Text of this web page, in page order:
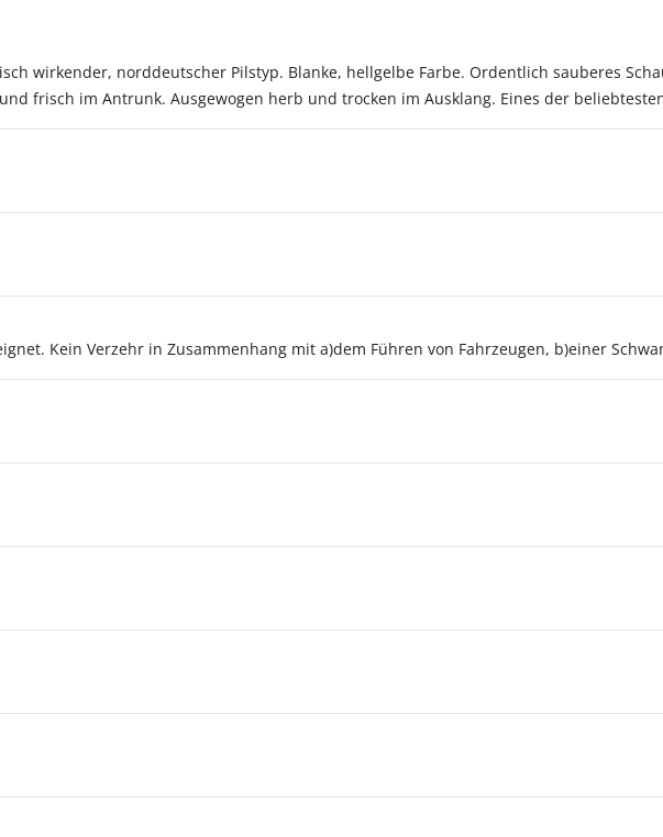
wirkender, norddeutscher Pilstyp. Blanke, hellgelbe Farbe. Ordentlich sauberes
frisch im Antrunk. Ausgewogen herb und trocken im Ausklang. Eines der
Kein Verzehr in Zusammenhang mit a)dem Führen von Fahrzeugen, b)einer